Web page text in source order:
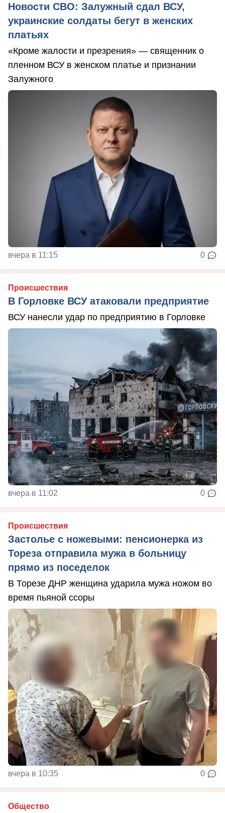
Новости СВО: Залужный сдал ВСУ,
украинские солдаты бегут в женских
платьях
«Кроме жалости и презрения» — священник о
пленном ВСУ в женском платье и признании
Залужного
вчера в 11:15 0
Происшествия
В Горловке ВСУ атаковали предприятие
ВСУ нанесли удар по предприятию в Горловке
вчера в 11:02 0
Происшествия
Застолье с ножевыми: пенсионерка из
Тореза отправила мужа в больницу
прямо из поседелок
В Торезе ДНР женщина ударила мужа ножом во
время пьяной ссоры
вчера в 10:35 0
Общество